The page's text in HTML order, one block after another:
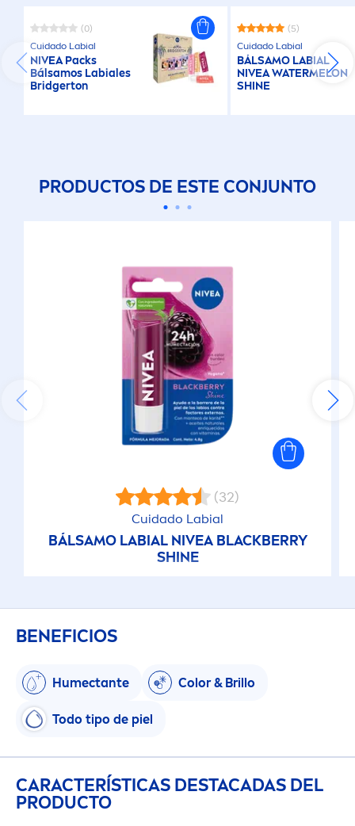
(0)
Cuidado Labial
NIVEAPacks
Bálsamos Labiales
Bridgerton
(5)
Cuidado Labial
BÁLSAMO LABIAL
NIVEAWATERMELON
SHINE
PRODUCTOS DE ESTE CONJUNTO
(32)
Cuidado Labial
BÁLSAMO LABIAL NIVEA BLACKBERRY
SHINE
BENEFICIOS
Humectante Color& Brillo
Todo tipo de piel
CARACTERÍSTICAS DESTACADAS DEL
PRODUCTO